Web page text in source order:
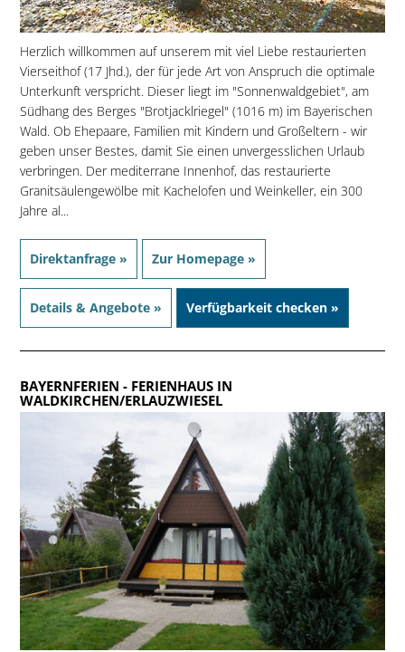
Herzlich willkommen auf unserem mit viel Liebe restaurierten
Vierseithof (17 Jhd.), der für jede Art von Anspruch die optimale
Unterkunft verspricht. Dieser liegt im "Sonnenwaldgebiet", am
Südhang des Berges "Brotjacklriegel" (1016 m) im Bayerischen
Wald. Ob Ehepaare, Familien mit Kindern und Großeltern - wir
geben unser Bestes, damit Sie einen unvergesslichen Urlaub
verbringen. Der mediterrane Innenhof, das restaurierte
Granitsäulengewölbe mit Kachelofen und Weinkeller, ein 300
Jahre al...
Direktanfrage » Zur Homepage »
Details & Angebote » Verfügbarkeit checken »
BAYERNFERIEN - FERIENHAUS IN
WALDKIRCHEN/ERLAUZWIESEL